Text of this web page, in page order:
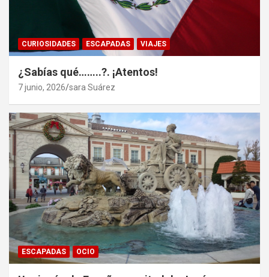
CURIOSIDADES ESCAPADAS VIAJES
¿Sabías qué……..?. ¡Atentos!
7 junio, 2026 sara Suárez
ESCAPADAS OCIO